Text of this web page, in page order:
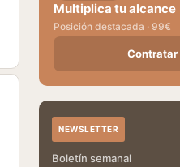
Multiplica tu alcance
Posición destacada · 99€
Contratar
NEWSLETTER
Boletín semanal